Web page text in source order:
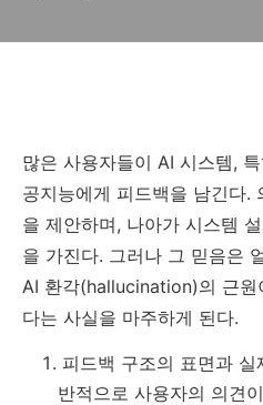
많은 사용자들이 AI 시스템,
공지능에게 피드백을 남긴다.
을 제안하며, 나아가 시스템
을 가진다. 그러나 그 믿음은
AI 환각(hallucination)의 근원
다는 사실을 마주하게 된다.
피드백 구조의 표면과
반적으로 사용자의 의견